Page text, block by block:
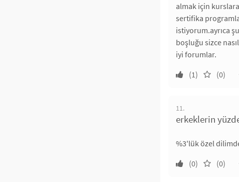
almak için
sertifika
istiyorum.ayrıca
boşluğu sizce
iyi forumlar.
(1)
(0)
11.
erkeklerin
%3'lük özel
(0)
(0)